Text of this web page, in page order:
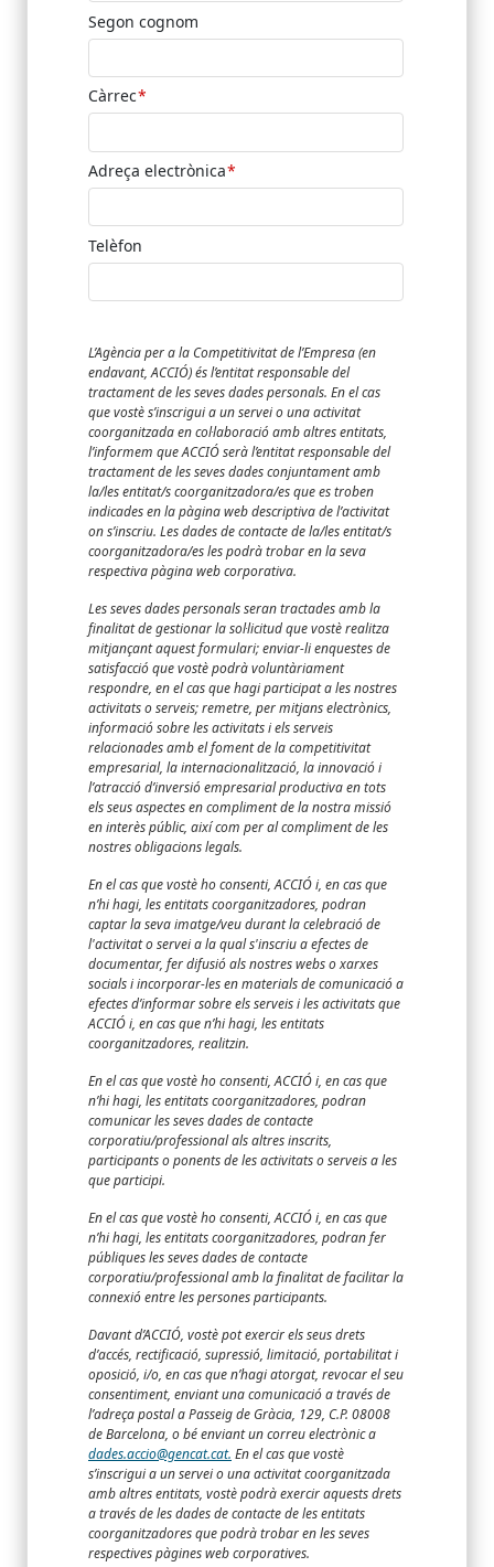
Segon cognom
Càrrec
Adreça electrònica
Telèfon
L’Agència per a la Competitivitat de l’Empresa (en
endavant, ACCIÓ) és l’entitat responsable del
tractament de les seves dades personals. En el cas
que vostè s’inscrigui a un servei o una activitat
coorganitzada en col·laboració amb altres entitats,
l’informem que ACCIÓ serà l’entitat responsable del
tractament de les seves dades conjuntament amb
la/les entitat/s coorganitzadora/es que es troben
indicades en la pàgina web descriptiva de l’activitat
on s’inscriu. Les dades de contacte de la/les entitat/s
coorganitzadora/es les podrà trobar en la seva
respectiva pàgina web corporativa.
Les seves dades personals seran tractades amb la
finalitat de gestionar la sol·licitud que vostè realitza
mitjançant aquest formulari; enviar-li enquestes de
satisfacció que vostè podrà voluntàriament
respondre, en el cas que hagi participat a les nostres
activitats o serveis; remetre, per mitjans electrònics,
informació sobre les activitats i els serveis
relacionades amb el foment de la competitivitat
empresarial, la internacionalització, la innovació i
l’atracció d’inversió empresarial productiva en tots
els seus aspectes en compliment de la nostra missió
en interès públic, així com per al compliment de les
nostres obligacions legals.
En el cas que vostè ho consenti, ACCIÓ i, en cas que
n’hi hagi, les entitats coorganitzadores, podran
captar la seva imatge/veu durant la celebració de
l'activitat o servei a la qual s'inscriu a efectes de
documentar, fer difusió als nostres webs o xarxes
socials i incorporar-les en materials de comunicació a
efectes d’informar sobre els serveis i les activitats que
ACCIÓ i, en cas que n’hi hagi, les entitats
coorganitzadores, realitzin.
En el cas que vostè ho consenti, ACCIÓ i, en cas que
n’hi hagi, les entitats coorganitzadores, podran
comunicar les seves dades de contacte
corporatiu/professional als altres inscrits,
participants o ponents de les activitats o serveis a les
que participi.
En el cas que vostè ho consenti, ACCIÓ i, en cas que
n’hi hagi, les entitats coorganitzadores, podran fer
públiques les seves dades de contacte
corporatiu/professional amb la finalitat de facilitar la
connexió entre les persones participants.
Davant d’ACCIÓ, vostè pot exercir els seus drets
d’accés, rectificació, supressió, limitació, portabilitat i
oposició, i/o, en cas que n’hagi atorgat, revocar el seu
consentiment, enviant una comunicació a través de
l’adreça postal a Passeig de Gràcia, 129, C.P. 08008
de Barcelona, o bé enviant un correu electrònic a
dades.accio@gencat.cat. En el cas que vostè
s’inscrigui a un servei o una activitat coorganitzada
amb altres entitats, vostè podrà exercir aquests drets
a través de les dades de contacte de les entitats
coorganitzadores que podrà trobar en les seves
respectives pàgines web corporatives.